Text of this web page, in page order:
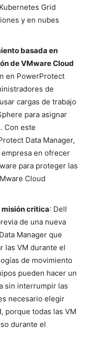
Grid
y en nubes
basada en
de VMware Cloud
en PowerProtect
de
cargas de trabajo
para asignar
Con este
Data Manager,
en ofrecer
para proteger las
Cloud
misión crítica: Dell
de una nueva
Manager que
las VM durante el
de movimiento
pueden hacer un
sin interrumpir las
necesario elegir
porque todas las VM
durante el